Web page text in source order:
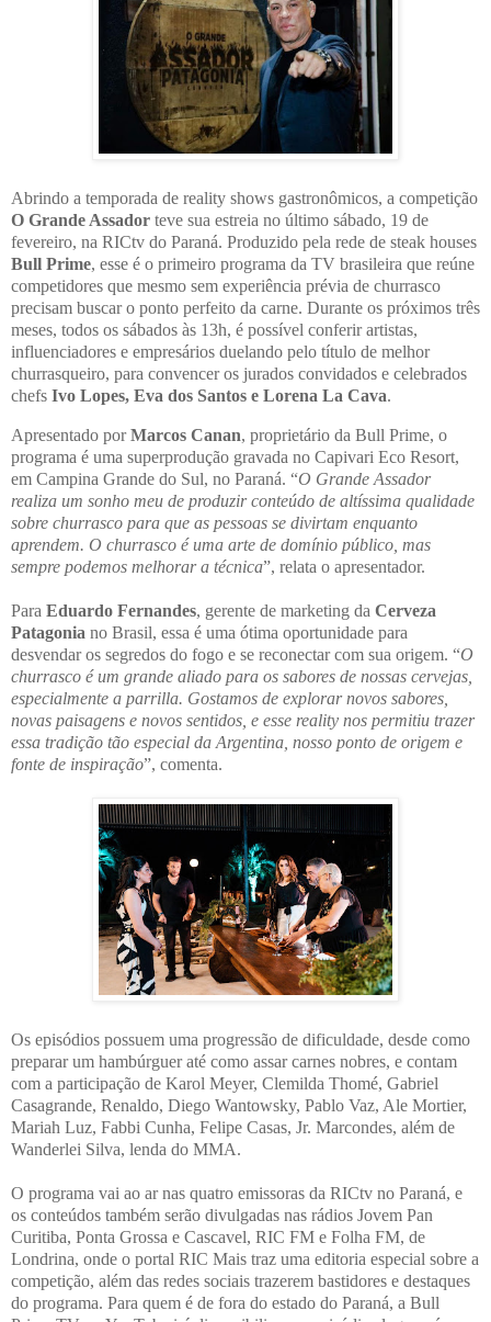
Abrindo a temporada de reality shows gastronômicos, a competição
O Grande Assador teve sua estreia no último sábado, 19 de
fevereiro, na RICtv do Paraná. Produzido pela rede de steak houses
Bull Prime, esse é o primeiro programa da TV brasileira que reúne
competidores que mesmo sem experiência prévia de churrasco
precisam buscar o ponto perfeito da carne. Durante os próximos três
meses, todos os sábados às 13h, é possível conferir artistas,
influenciadores e empresários duelando pelo título de melhor
churrasqueiro, para convencer os jurados convidados e celebrados
chefs Ivo Lopes, Eva dos Santos e Lorena La Cava.
Apresentado porMarcos Canan, proprietário da Bull Prime, o
programa é uma superprodução gravada no Capivari Eco Resort,
em Campina Grande do Sul, no Paraná. “O Grande Assador
realiza um sonho meu de produzir conteúdo de altíssima qualidade
sobre churrasco para que as pessoas se divirtam enquanto
aprendem. O churrasco é uma arte de domínio público, mas
sempre podemos melhorar a técnica”, relata o apresentador.
Para Eduardo Fernandes, gerente de marketing da Cerveza
Patagonia no Brasil, essa é uma ótima oportunidade para
desvendar os segredos do fogo e se reconectar com sua origem. “O
churrasco é um grande aliado para os sabores de nossas cervejas,
especialmente a parrilla. Gostamos de explorar novos sabores,
novas paisagens e novos sentidos, e esse reality nos permitiu trazer
essa tradição tão especial da Argentina, nosso ponto de origem e
fonte de inspiração”, comenta.
Os episódios possuem uma progressão de dificuldade, desde como
preparar um hambúrguer até como assar carnes nobres, e contam
com a participação de Karol Meyer, Clemilda Thomé, Gabriel
Casagrande, Renaldo, Diego Wantowsky, Pablo Vaz, Ale Mortier,
Mariah Luz, Fabbi Cunha, Felipe Casas, Jr. Marcondes, além de
Wanderlei Silva, lenda do MMA.
O programa vai ao ar nas quatro emissoras da RICtv no Paraná, e
os conteúdos também serão divulgadas nas rádios Jovem Pan
Curitiba, Ponta Grossa e Cascavel, RIC FM e Folha FM, de
Londrina, onde o portal RIC Mais traz uma editoria especial sobre a
competição, além das redes sociais trazerem bastidores e destaques
do programa. Para quem é de fora do estado do Paraná, a Bull